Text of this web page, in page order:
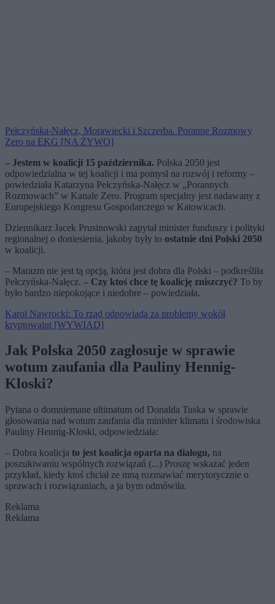
Pełczyńska-Nałęcz, Morawiecki i Szczerba. Poranne Rozmowy
Zero na EKG [NA ŻYWO]
– Jestem w koalicji 15 października. Polska 2050 jest
odpowiedzialna w tej koalicji i ma pomysł na rozwój i reformy –
powiedziała Katarzyna Pełczyńska-Nałęcz w „Porannych
Rozmowach” w Kanale Zero. Program specjalny jest nadawany z
Europejskiego Kongresu Gospodarczego w Katowicach.
Dziennikarz Jacek Prusinowski zapytał minister funduszy i polityki
regionalnej o doniesienia, jakoby były to ostatnie dni Polski 2050
w koalicji.
– Marazm nie jest tą opcją, która jest dobra dla Polski – podkreśliła
Pełczyńska-Nałęcz. – Czy ktoś chce tę koalicję zniszczyć? To by
było bardzo niepokojące i niedobre – powiedziała.
Karol Nawrocki: To rząd odpowiada za problemy wokół
kryptowalut [WYWIAD]
Jak Polska 2050 zagłosuje w sprawie
wotum zaufania dla Pauliny Hennig-
Kloski?
Pytana o domniemane ultimatum od Donalda Tuska w sprawie
głosowania nad wotum zaufania dla minister klimatu i środowiska
Pauliny Hennig-Kloski, odpowiedziała:
– Dobra koalicja to jest koalicja oparta na dialogu, na
poszukiwaniu wspólnych rozwiązań (...) Proszę wskazać jeden
przykład, kiedy ktoś chciał ze mną rozmawiać merytorycznie o
sprawach i rozwiązaniach, a ja bym odmówiła.
Reklama
Reklama